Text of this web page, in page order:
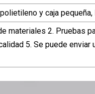
y caja
materiales 2. Pruebas
5. Se puede